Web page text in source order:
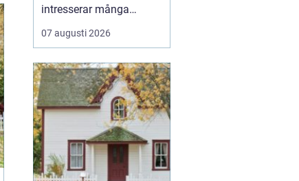
intresserar många
villaägare och
fastighetsägare som vill
uppvärmningskostnader
och få ett ...
07 augusti 2026